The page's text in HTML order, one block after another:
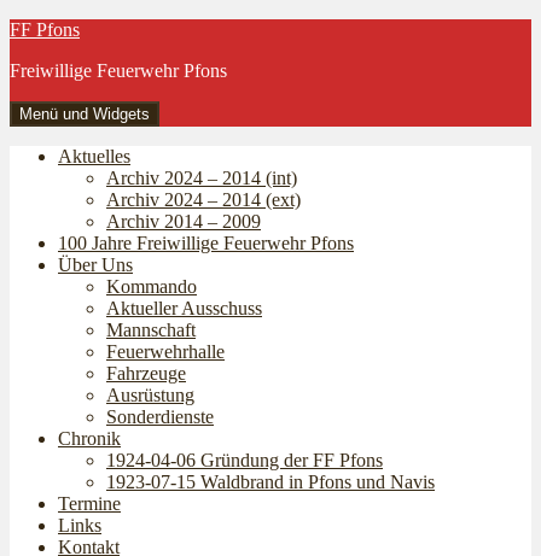
Zum
springen
FF Pfons
Freiwillige Feuerwehr Pfons
Menü und Widgets
Aktuelles
Archiv 2024 – 2014 (int)
Archiv 2024 – 2014 (ext)
Archiv 2014 – 2009
100 Jahre Freiwillige Feuerwehr Pfons
Über Uns
Kommando
Aktueller Ausschuss
Mannschaft
Feuerwehrhalle
Fahrzeuge
Ausrüstung
Sonderdienste
Chronik
1924-04-06 Gründung der FF Pfons
1923-07-15 Waldbrand in Pfons und Navis
Termine
Links
Kontakt